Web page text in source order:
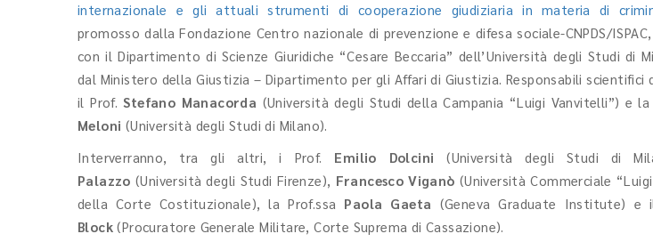
internazionale e gli attuali strumenti di cooperazione giudiziaria in materia di
promosso dalla Fondazione Centro nazionale di prevenzione e difesa sociale-CNPDS/
con il Dipartimento di Scienze Giuridiche “Cesare Beccaria” dell’Università degli Studi di
dal Ministero della Giustizia – Dipartimento per gli Affari di Giustizia. Responsabili
il Prof.Stefano Manacorda (Università degli Studi della Campania “Luigi Vanvitelli”) e la
Meloni (Università degli Studi di Milano).
Interverranno, tra gli altri, i Prof. Emilio Dolcini (Università degli Studi di
Palazzo (Università degli Studi Firenze), Francesco Viganò (Università Commerciale
della Corte Costituzionale), la Prof.ssa Paola Gaeta (Geneva Graduate Institute) e
Block (Procuratore Generale Militare, Corte Suprema di Cassazione).